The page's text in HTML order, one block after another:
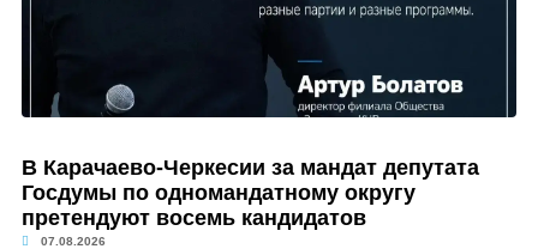
В Карачаево-Черкесии за мандат депутата
Госдумы по одномандатному округу
претендуют восемь кандидатов
07.08.2026